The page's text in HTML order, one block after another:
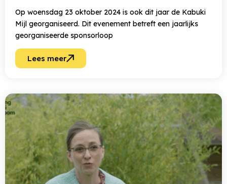
Op woensdag 23 oktober 2024 is ook dit jaar de Kabuki
Mijl georganiseerd. Dit evenement betreft een jaarlijks
georganiseerde sponsorloop
Lees meer